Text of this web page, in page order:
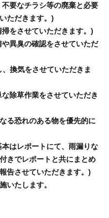
要なチラシ等の廃棄と必要
ただきます。)
をさせていただきます。)
異臭の確認をさせていただ
換気をさせていただきま
除草作業をさせていただき
る恐れのある物を優先的に
はレポートにて、雨漏りな
きでレポートと共にまとめ
告させていただきます。)
いたします。